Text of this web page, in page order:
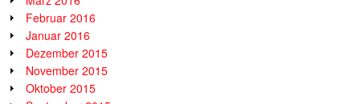
Februar 2016
Januar 2016
Dezember 2015
November 2015
Oktober 2015